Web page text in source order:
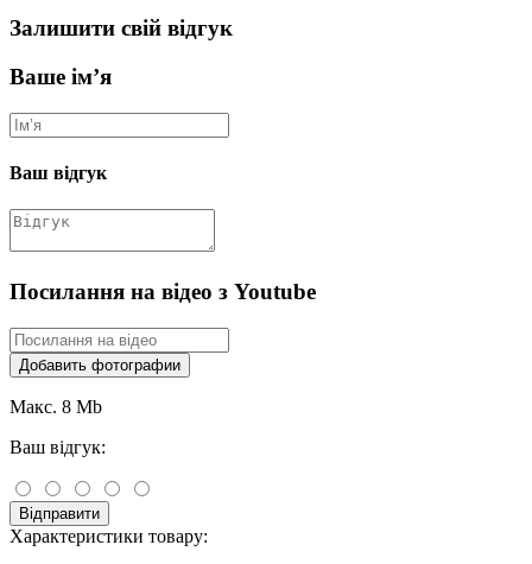
Залишити свій відгук
Ваше ім’я
Ваш відгук
Посилання на відео з Youtube
Добавить фотографии
Макс. 8 Mb
Ваш відгук:
Відправити
Характеристики товару: